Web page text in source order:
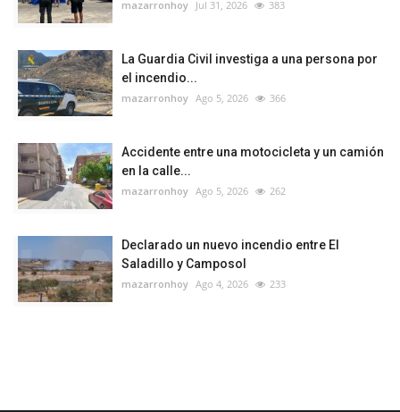
mazarronhoy Jul 31, 2026 383
La Guardia Civil investiga a una persona por
el incendio...
mazarronhoy Ago 5, 2026 366
Accidente entre una motocicleta y un camión
en la calle...
mazarronhoy Ago 5, 2026 262
Declarado un nuevo incendio entre El
Saladillo y Camposol
mazarronhoy Ago 4, 2026 233